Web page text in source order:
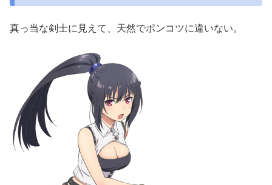
真っ当な剣士に見えて、天然でポンコツに違いない。